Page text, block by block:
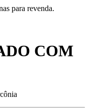
para revenda.
COM